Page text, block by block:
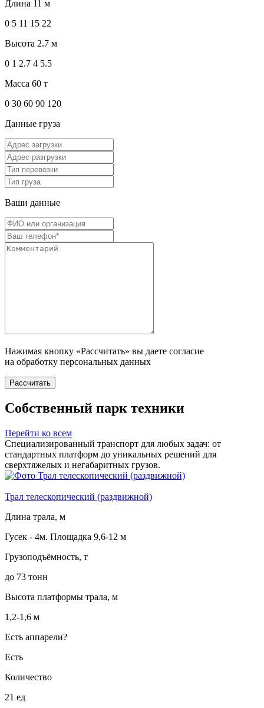
Длина 11 м
0 5 11 15 22
Высота 2.7 м
0 1 2.7 4 5.5
Масса 60 т
0 30 60 90 120
Данные груза
Ваши данные
Нажимая кнопку «Рассчитать» вы даете согласие
на обработку персональных данных
Рассчитать
Собственный парк техники
Перейти ко всем
Специализированный транспорт для любых задач: от
стандартных платформ до уникальных решений для
сверхтяжелых и негабаритных грузов.
Трал телескопический (раздвижной)
Длина трала, м
Гусек - 4м. Площадка 9,6-12 м
Грузоподъёмность, т
до 73 тонн
Высота платформы трала, м
1,2-1,6 м
Есть аппарели?
Есть
Количество
21 ед